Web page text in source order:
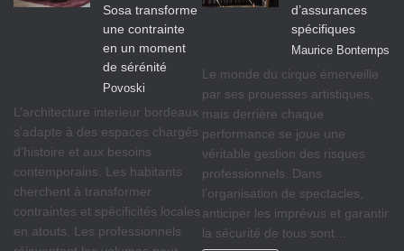
Sosa transforme
une contrainte
en un moment
de sérénité
Povoski
L’architecture interieur bordeaux
s’adapte à des espaces chargés
d’histoire et aux besoins
contemporains. Les habitants
cherchent à transformer
contraintes et spécificités locales
en atouts. Les professionnels
d’assurances
spécifiques
Maurice Bontemps
Le monde du cirque émerveille
par ses prouesses artistiques,
mais derrière chaque
performance se joue une
véritable gestion des risques
professionnels. Dans
l’organisation de spectacles,
anticiper les imprévus et garantir
la sécurité de tous sont…